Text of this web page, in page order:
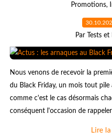
Promotions,
Par Tests
Nous venons de recevoir la
du Black Friday, un mois tout
comme c'est le cas désormais
conséquent l'occasion de
Lire